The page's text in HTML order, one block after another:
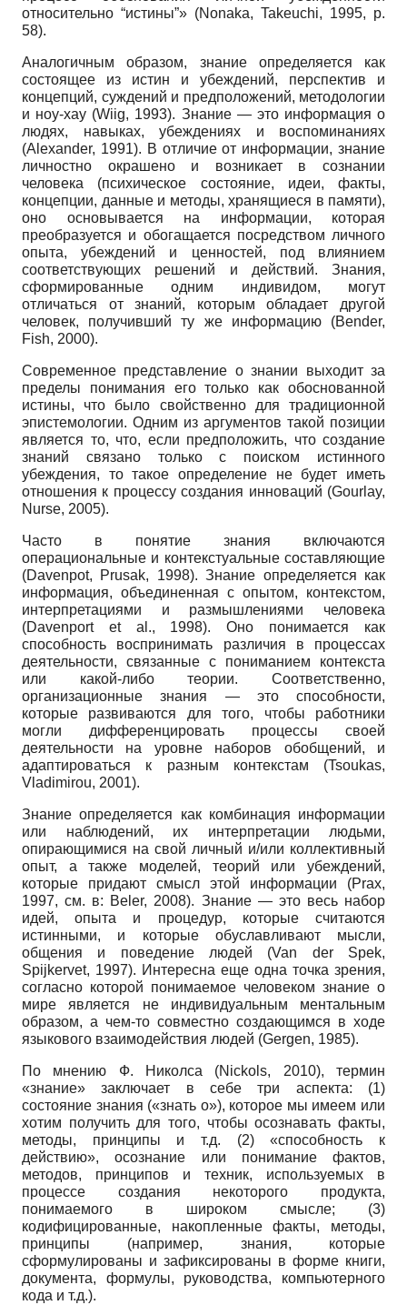
относительно “истины”» (Nonaka, Takeuchi, 1995, p.
58).
Аналогичным образом, знание определяется как
состоящее из истин и убеждений, перспектив и
концепций, суждений и предположений, методологии
и ноу-хау (Wiig, 1993). Знание — это информация о
людях, навыках, убеждениях и воспоминаниях
(Alexander, 1991). В отличие от информации, знание
личностно окрашено и возникает в сознании
человека (психическое состояние, идеи, факты,
концепции, данные и методы, хранящиеся в памяти),
оно основывается на информации, которая
преобразуется и обогащается посредством личного
опыта, убеждений и ценностей, под влиянием
соответствующих решений и действий. Знания,
сформированные одним индивидом, могут
отличаться от знаний, которым обладает другой
человек, получивший ту же информацию (Bender,
Fish, 2000).
Современное представление о знании выходит за
пределы понимания его только как обоснованной
истины, что было свойственно для традиционной
эпистемологии. Одним из аргументов такой позиции
является то, что, если предположить, что создание
знаний связано только с поиском истинного
убеждения, то такое определение не будет иметь
отношения к процессу создания инноваций (Gourlay,
Nurse, 2005).
Часто в понятие знания включаются
операциональные и контекстуальные составляющие
(Davenpot, Prusak, 1998). Знание определяется как
информация, объединенная с опытом, контекстом,
интерпретациями и размышлениями человека
(Davenport et al., 1998). Оно понимается как
способность воспринимать различия в процессах
деятельности, связанные с пониманием контекста
или какой-либо теории. Соответственно,
организационные знания — это способности,
которые развиваются для того, чтобы работники
могли дифференцировать процессы своей
деятельности на уровне наборов обобщений, и
адаптироваться к разным контекстам (Tsoukas,
Vladimirou, 2001).
Знание определяется как комбинация информации
или наблюдений, их интерпретации людьми,
опирающимися на свой личный и/или коллективный
опыт, а также моделей, теорий или убеждений,
которые придают смысл этой информации (Prax,
1997, см. в: Beler, 2008). Знание — это весь набор
идей, опыта и процедур, которые считаются
истинными, и которые обуславливают мысли,
общения и поведение людей (Van der Spek,
Spijkervet, 1997). Интересна еще одна точка зрения,
согласно которой понимаемое человеком знание о
мире является не индивидуальным ментальным
образом, а чем-то совместно создающимся в ходе
языкового взаимодействия людей (Gergen, 1985).
По мнению Ф. Николса (Nickols, 2010), термин
«знание» заключает в себе три аспекта: (1)
состояние знания («знать о»), которое мы имеем или
хотим получить для того, чтобы осознавать факты,
методы, принципы и т.д. (2) «способность к
действию», осознание или понимание фактов,
методов, принципов и техник, используемых в
процессе создания некоторого продукта,
понимаемого в широком смысле; (3)
кодифицированные, накопленные факты, методы,
принципы (например, знания, которые
сформулированы и зафиксированы в форме книги,
документа, формулы, руководства, компьютерного
кода и т.д.).